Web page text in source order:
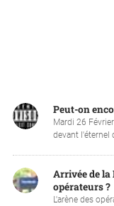
Peut-on
Mardi 26
devant l'éternel
Arrivée de la
opérateurs ?
L'arène des